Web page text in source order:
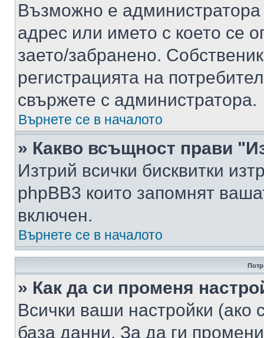
Възможно е
адрес или името с което се
заето/забранено.
регистрацията на
свържете с администратора.
Върнете се в началото
» Какво всъщност прави
Изтрий всички бисквитки
phpBB3 които запомнят
включен.
Върнете се в началото
» Как да си променя
Всички ваши настройки (ако
база данни. За да ги